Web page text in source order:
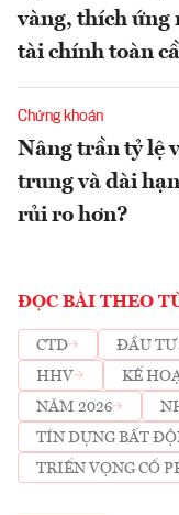
vàng, thích ứng
tài chính toàn
Chứng khoán
Nâng trần tỷ lệ
trung và dài
rủi ro hơn?
ĐỌC BÀI THEO
CTD ĐẦU TƯ
HHV
KẾ
NĂM 2026
TÍN DỤNG BẤT
TRIỂN VỌNG CỔ